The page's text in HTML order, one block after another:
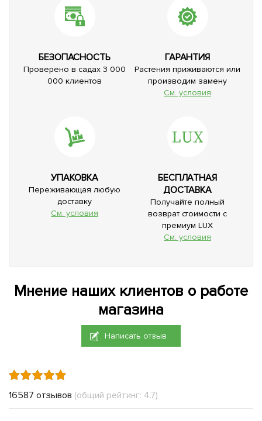
БЕЗОПАСНОСТЬ
Проверено в садах 3 000
000 клиентов
ГАРАНТИЯ
Растения приживаются или
производим замену
См. условия
УПАКОВКА
Переживающая любую
доставку
См. условия
БЕСПЛАТНАЯ
ДОСТАВКА
Получайте полный
возврат стоимости с
премиум LUX
См. условия
Мнение наших клиентов о работе
магазина
Написать отзыв
16587 отзывов (общий рейтинг: 4.7)